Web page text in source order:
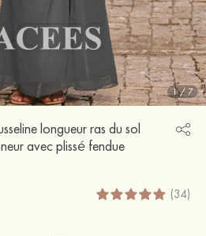
1/7
longueur ras du sol
avec plissé fendue
(34)